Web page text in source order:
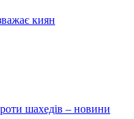
киян
шахедів – новини